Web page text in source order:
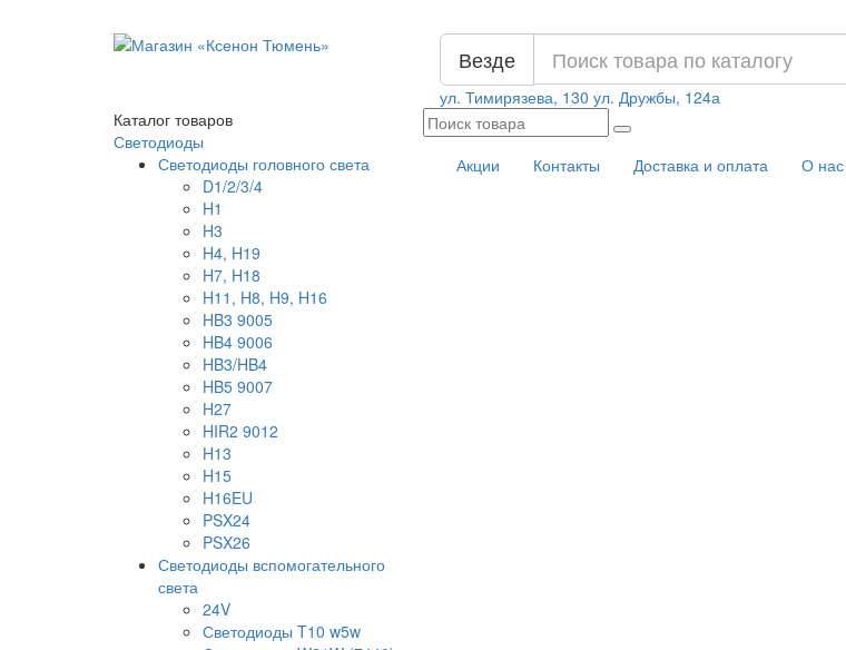
Везде
ул. Тимирязева, 130 ул. Дружбы, 124а
Каталог товаров
Светодиоды
Светодиоды головного света
D1/2/3/4
H1
H3
H4, H19
H7, H18
H11, H8, H9, H16
HB3 9005
HB4 9006
HB3/HB4
HB5 9007
H27
HIR2 9012
H13
H15
H16EU
PSX24
PSX26
Светодиоды вспомогательного
света
24V
Светодиоды T10 w5w
Акции Контакты Доставка и оплата О нас